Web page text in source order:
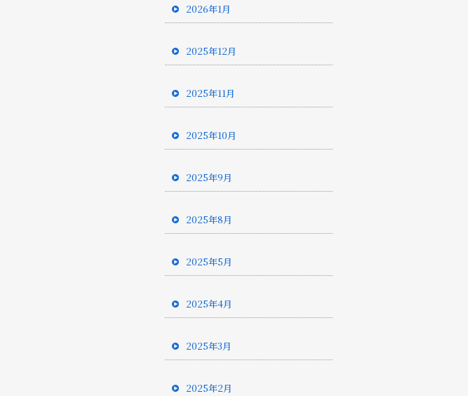
2026年1月
2025年12月
2025年11月
2025年10月
2025年9月
2025年8月
2025年5月
2025年4月
2025年3月
2025年2月